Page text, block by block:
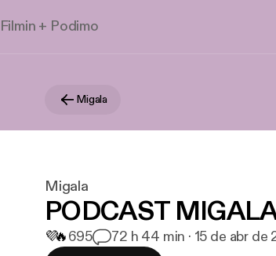
Filmin + Podimo
Migala
Migala
PODCAST
💜🔥695 72 h 44 min · 15 de abr de